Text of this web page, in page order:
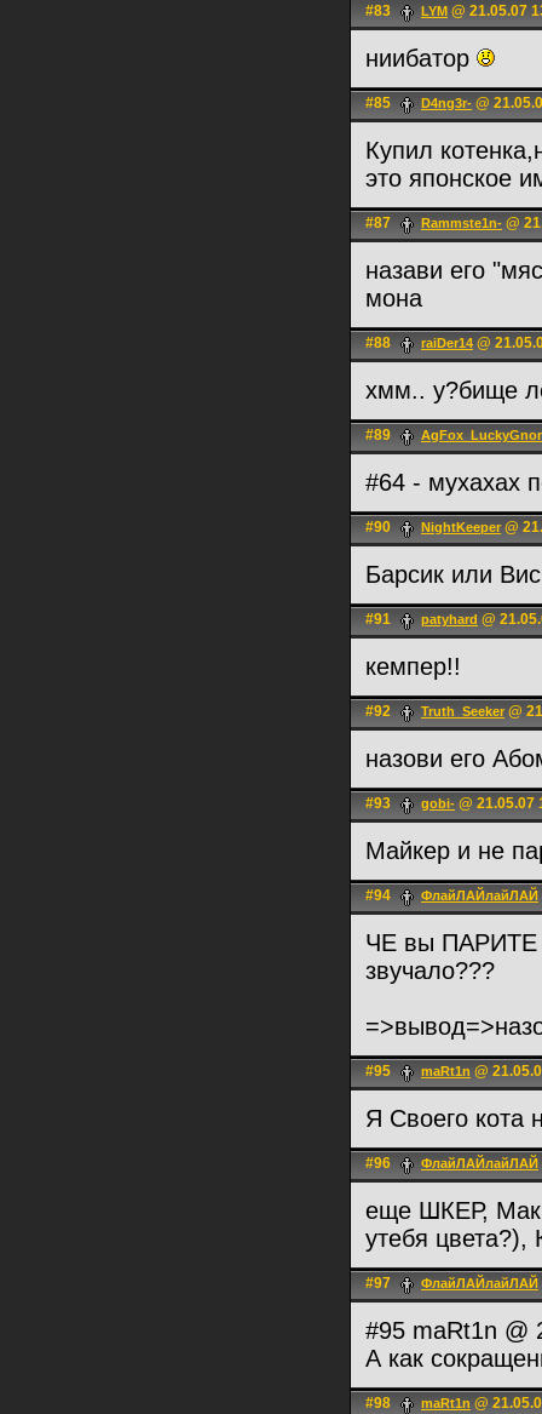
#83 LYM @ 21.05.07
ниибатор
#85 D4ng3r- @
Купил
это японское
#87 Rammste1n- @
назави его
мона
#88 raiDer14 @
хмм.. у?бище
#89
#64 - мухахах
#90 NightKeeper @
Барсик или
#91 patyhard @
кемпер!!
#92 Truth_Seeker @
назови его
#93 gobi- @ 21.05.07
Майкер и не
#94 ФлайЛАЙлайЛАЙ
ЧЕ вы ПАРИТЕ
звучало???
#95 maRt1n @
Я Своего кота
#96 ФлайЛАЙлайЛАЙ
еще ШКЕР,
утебя
#97 ФлайЛАЙлайЛАЙ
#95 maRt1n @
А как
#98 maRt1n @